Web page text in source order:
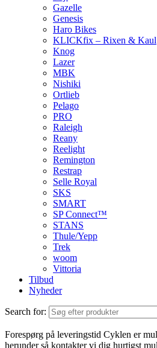
Gazelle
Genesis
Haro Bikes
KLICKfix – Rixen & Kaul
Knog
Lazer
MBK
Nishiki
Ortlieb
Pelago
PRO
Raleigh
Reany
Reelight
Remington
Restrap
Selle Royal
SKS
SMART
SP Connect™
STANS
Thule/Yepp
Trek
woom
Vittoria
Tilbud
Nyheder
Search for:
Forespørg på leveringstid Cyklen er
herunder så kontakter vi dig hurtigst